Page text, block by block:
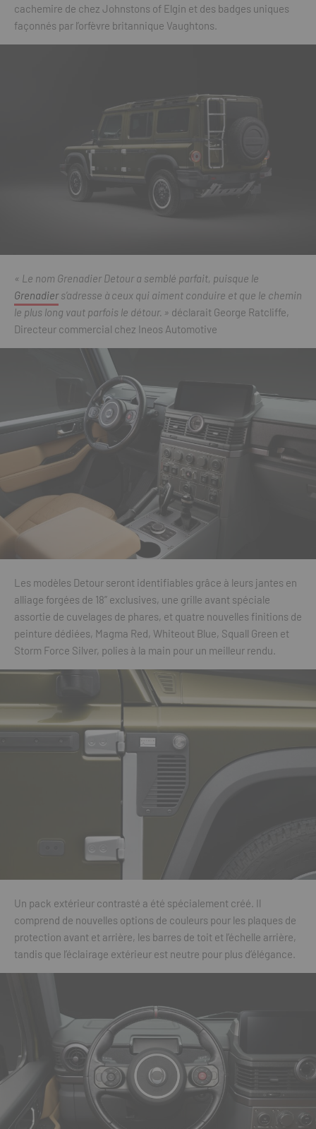
cachemire de chez Johnstons of Elgin et des badges uniques
façonnés par l’orfèvre britannique Vaughtons.
« Le nom Grenadier Detour a semblé parfait, puisque le
Grenadiers’adresse à ceux qui aiment conduire et que le chemin
le plus long vaut parfois le détour. » déclarait George Ratcliffe,
Directeur commercial chez Ineos Automotive
Les modèles Detour seront identifiables grâce à leurs jantes en
alliage forgées de 18” exclusives, une grille avant spéciale
assortie de cuvelages de phares, et quatre nouvelles finitions de
peinture dédiées, Magma Red, Whiteout Blue, Squall Green et
Storm Force Silver, polies à la main pour un meilleur rendu.
Un pack extérieur contrasté a été spécialement créé. Il
comprend de nouvelles options de couleurs pour les plaques de
protection avant et arrière, les barres de toit et l’échelle arrière,
tandis que l’éclairage extérieur est neutre pour plus d’élégance.